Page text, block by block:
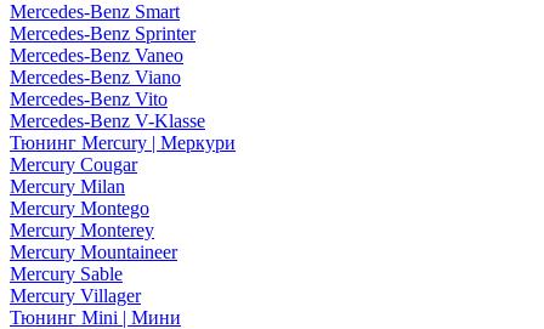
Mercedes-Benz Smart
Mercedes-Benz Sprinter
Mercedes-Benz Vaneo
Mercedes-Benz Viano
Mercedes-Benz Vito
Mercedes-Benz V-Klasse
Тюнинг Mercury | Меркури
Mercury Cougar
Mercury Milan
Mercury Montego
Mercury Monterey
Mercury Mountaineer
Mercury Sable
Mercury Villager
Тюнинг Mini | Мини